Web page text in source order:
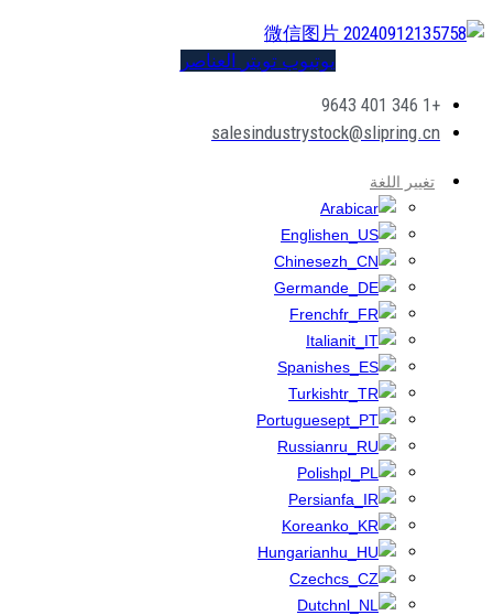
يوتيوب تويتر العناصر
+1 346 401 9643
salesindustrystock@slipring.cn
تغيير اللغة
Arabic
English
Chinese
German
French
Italian
Spanish
Turkish
Portuguese
Russian
Polish
Persian
Korean
Hungarian
Czech
Dutch